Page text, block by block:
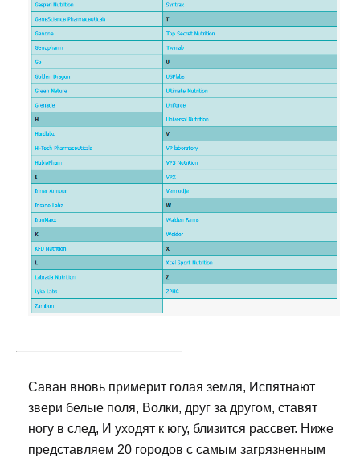
Саван вновь примерит голая земля, Испятнают
звери белые поля, Волки, друг за другом, ставят
ногу в след, И уходят к югу, близится рассвет. Ниже
представляем 20 городов с самым загрязненным